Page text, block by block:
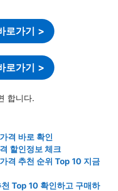
로가기 >
로가기 >
합니다.
격 바로 확인
할인정보 체크
격 추천 순위 Top 10 지금
Top 10 확인하고 구매하